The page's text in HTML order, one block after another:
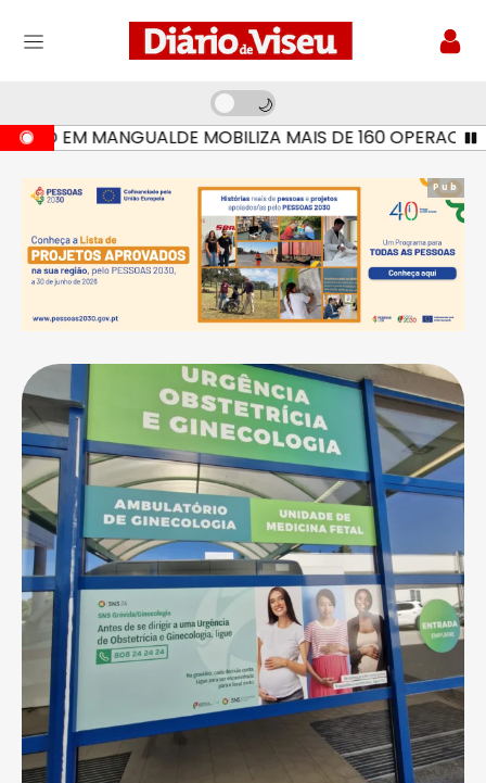
EM MANGUALDE MOBILIZA MAIS DE 160 OPERACIONAIS
Pub